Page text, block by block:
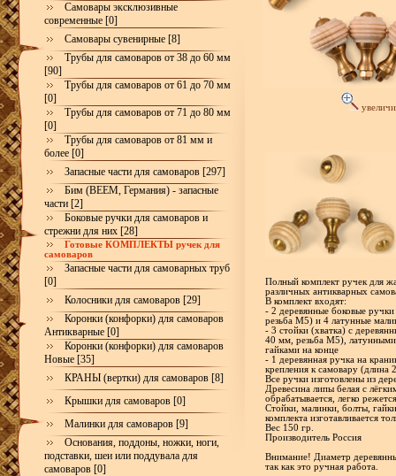
Самовары эксклюзивные
современные [0]
Самовары сувенирные [8]
Трубы для самоваров от 38 до 60 мм
[90]
Трубы для самоваров от 61 до 70 мм
[0]
Трубы для самоваров от 71 до 80 мм
[0]
Трубы для самоваров от 81 мм и
более [0]
Запасные части для самоваров [297]
Бим (BEEM, Германия) - запасные
части [2]
Боковые ручки для самоваров и
стрежни для них [28]
Готовые КОМПЛЕКТЫ ручек для
самоваров
Запасные части для самоварных труб
[0]
Колосники для самоваров [29]
Коронки (конфорки) для самоваров
Антикварные [0]
Коронки (конфорки) для самоваров
Новые [35]
КРАНЫ (вертки) для самоваров [8]
Крышки для самоваров [0]
Малинки для самоваров [9]
Основания, поддоны, ножки, ноги,
подставки, шеи или поддувала для
самоваров [0]
Полный комплект ручек для
различных антикварных
В комплект входят:
- 2 деревянные боковые
резьба М5) и 4 латунные
- 3 стойки (хватка) с
40 мм, резьба М5),
гайками на конце
- 1 деревянная ручка на
крепления к самовару
Все ручки изготовлены из
Древесина липы белая с
обрабатывается, легко
Стойки, малинки, болты,
комплекта изготавливается
Вес 150 гр.
Производитель Россия
Внимание! Диаметр
так как это ручная работа.